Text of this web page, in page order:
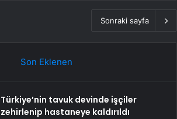
Sonraki sayfa
Son Eklenen
Türkiye’nin tavuk devinde işçiler
zehirlenip hastaneye kaldırıldı